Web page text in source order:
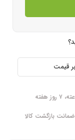
قیمت
بازگشت کالا